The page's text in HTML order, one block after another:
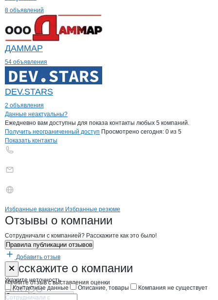
8 объявлений
ДАММАР
54 объявления
DEV.STARS
2 объявления
Контактыкомпании
+7(800)000-00-..
Данные неактуальны?
Ежедневно вам доступны для показа контакты любых 5 компаний.
Получить неограниченный доступ Просмотрено сегодня: 0 из 5
Показать контакты
Брендыкомпани ТЭЙН
Вакансии вТЭЙН
Избранные вакансии Избранные резюме
Новости oТЭЙН, ООО
Отзывы о компании
Сотрудничали с компанией? Расскажите как это было!
Правила публикации отзывов
Добавить отзыв
Расскажите о компании
Начните отзыв с выставления оценки
Форма обратной связи о неточностях
Укажите неточность
Контактные данные
Описание, товары Компания не существует
Отмена Опубликовать